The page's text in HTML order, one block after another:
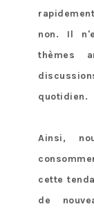
non. Il
thèmes
quotidien.
Ainsi,
cette
de